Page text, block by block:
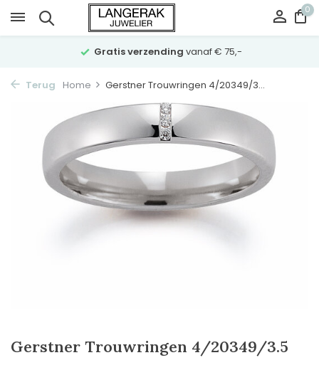
0
Gratis verzending vanaf € 75,-
Terug Home Gerstner Trouwringen 4/20349/3...
Gerstner Trouwringen 4/20349/3.5